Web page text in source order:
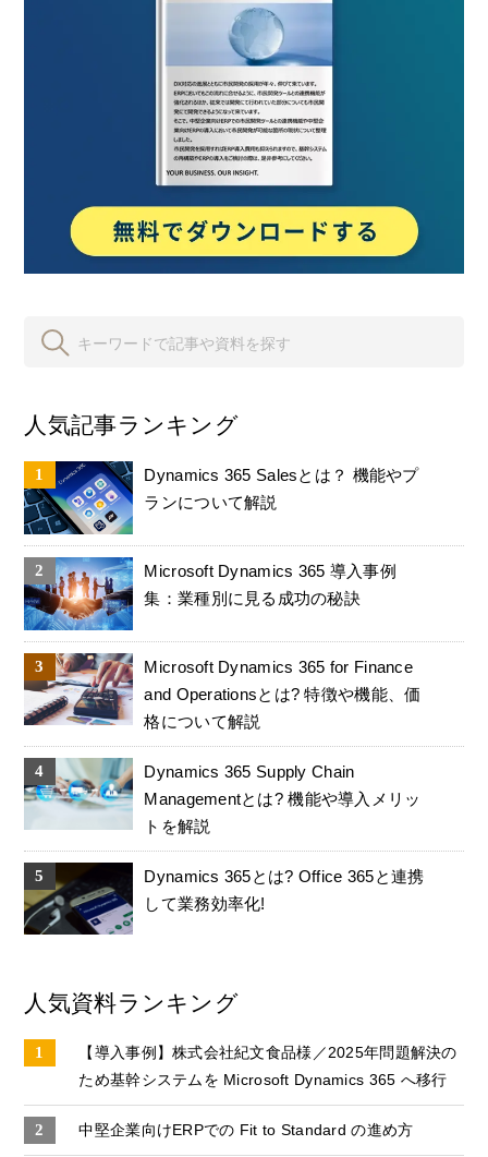
人気記事ランキング
Dynamics 365 Salesとは？ 機能やプ
ランについて解説
Microsoft Dynamics 365 導入事例
集：業種別に見る成功の秘訣
Microsoft Dynamics 365 for Finance
and Operationsとは? 特徴や機能、価
格について解説
Dynamics 365 Supply Chain
Managementとは? 機能や導入メリッ
トを解説
Dynamics 365とは? Office 365と連携
して業務効率化!
人気資料ランキング
【導入事例】株式会社紀文食品様／2025年問題解決の
ため基幹システムを Microsoft Dynamics 365 へ移行
中堅企業向けERPでの Fit to Standard の進め方